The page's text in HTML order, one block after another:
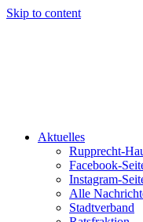
Skip to content
Aktuelles
Rupprecht-
Facebook-
Instagram-
Alle
Stadtverband